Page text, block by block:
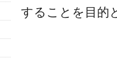
することを目的